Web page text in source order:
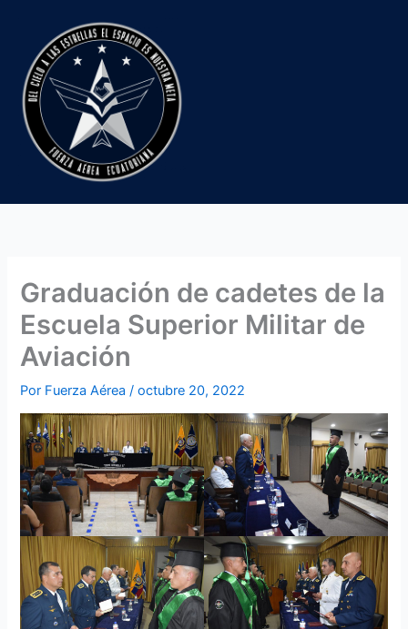
contenido
Graduación de cadetes de la
Escuela Superior Militar de
Aviación
Por Fuerza Aérea/octubre 20, 2022